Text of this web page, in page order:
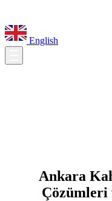
English
Ankara
Çözümleri